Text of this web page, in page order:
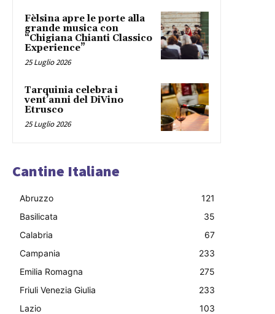
Fèlsina apre le porte alla
grande musica con
“Chigiana Chianti Classico
Experience”
25 Luglio 2026
Tarquinia celebra i
vent’anni del DiVino
Etrusco
25 Luglio 2026
Cantine Italiane
Abruzzo
121
Basilicata
35
Calabria
67
Campania
233
Emilia Romagna
275
Friuli Venezia Giulia
233
Lazio
103